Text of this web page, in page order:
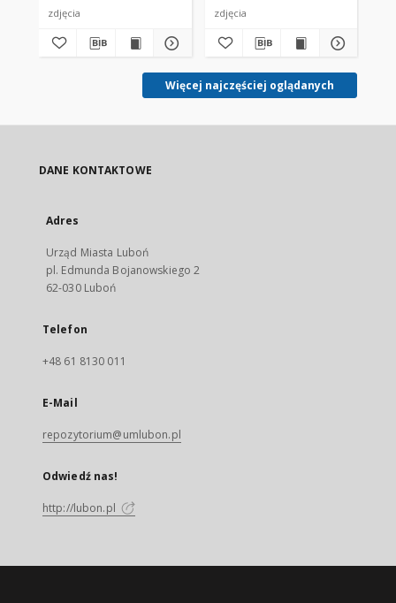
zdjęcia zdjęcia
Więcej najczęściej oglądanych
DANE KONTAKTOWE
Adres
Urząd Miasta Luboń
pl. Edmunda Bojanowskiego 2
62-030 Luboń
Telefon
+48 61 8130 011
E-Mail
repozytorium@umlubon.pl
Odwiedź nas!
http://lubon.pl